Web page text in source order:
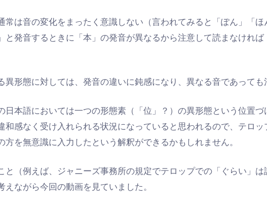
常は音の変化をまったく意識しない（言われてみると「ぽん」「
と発音するときに「本」の発音が異なるから注意して読まなけれ
異形態に対しては、発音の違いに鈍感になり、異なる音であって
日本語においては一つの形態素（「位」？）の異形態という位置
和感なく受け入れられる状況になっていると思われるので、テロ
を無意識に入力したという解釈ができるかもしれません。
と（例えば、ジャニーズ事務所の規定でテロップでの「ぐらい」
ながら今回の動画を見ていました。